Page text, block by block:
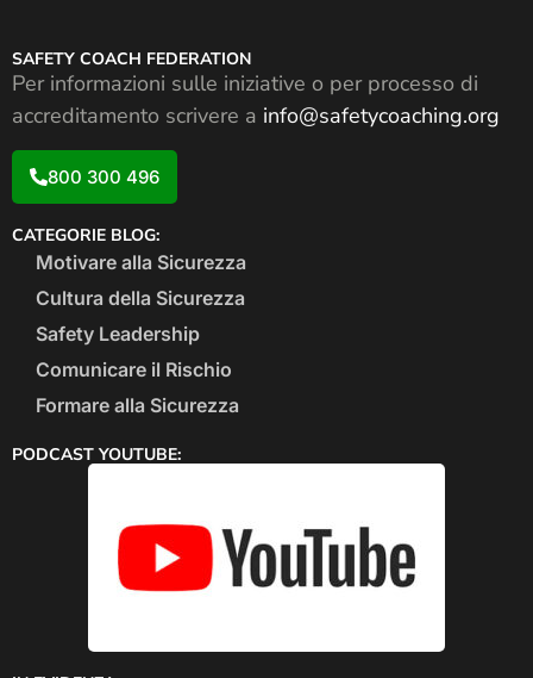
SAFETY COACH FEDERATION
Per informazioni sulle iniziative o per processo di
accreditamento scrivere a info@safetycoaching.org
800 300 496
CATEGORIE BLOG:
Motivare alla Sicurezza
Cultura della Sicurezza
Safety Leadership
Comunicare il Rischio
Formare alla Sicurezza
PODCAST YOUTUBE: